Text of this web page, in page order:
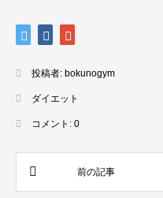
投稿者: bokunogym
ダイエット
コメント: 0